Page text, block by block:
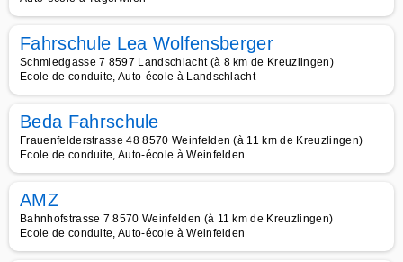
Fahrschule Lea Wolfensberger
Schmiedgasse 7 8597 Landschlacht (à 8 km de Kreuzlingen)
Ecole de conduite, Auto-école à Landschlacht
Beda Fahrschule
Frauenfelderstrasse 48 8570 Weinfelden (à 11 km de Kreuzlingen)
Ecole de conduite, Auto-école à Weinfelden
AMZ
Bahnhofstrasse 7 8570 Weinfelden (à 11 km de Kreuzlingen)
Ecole de conduite, Auto-école à Weinfelden